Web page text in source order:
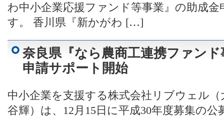
わ中小企業応援ファンド等事業』の助成
す。 香川県『新かがわ […]
奈良県『なら農商工連携ファン
申請サポート開始
中小企業を支援する株式会社リブウェル
谷輝）は、12月15日に平成30年度募集の